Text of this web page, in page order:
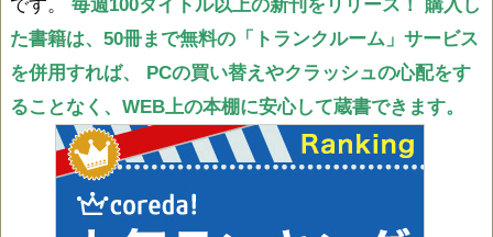
です。 毎週100タイトル以上の新刊をリリース！
購入し
た書籍は、50冊まで無料の「トランクルーム」サービス
を併用すれば、
PCの買い替えやクラッシュの心配をす
ることなく、WEB上の本棚に安心して蔵書できます。